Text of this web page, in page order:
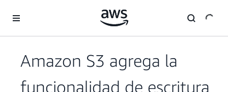
Amazon S3 agrega la
funcionalidad de escritura